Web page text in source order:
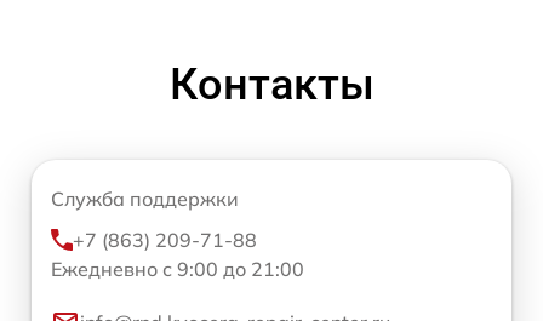
Контакты
Служба поддержки
+7 (863) 209-71-88
Ежедневно с 9:00 до 21:00